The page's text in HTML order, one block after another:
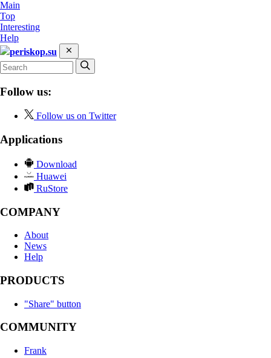
Main
Top
Interesting
Help
periskop.su
Follow us:
Follow us on Twitter
Applications
Download
Huawei
RuStore
COMPANY
About
News
Help
PRODUCTS
"Share" button
COMMUNITY
Frank